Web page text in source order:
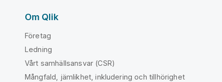
Om Qlik
Företag
Ledning
Vårt samhällsansvar (CSR)
Mångfald, jämlikhet, inkludering och tillhörighet